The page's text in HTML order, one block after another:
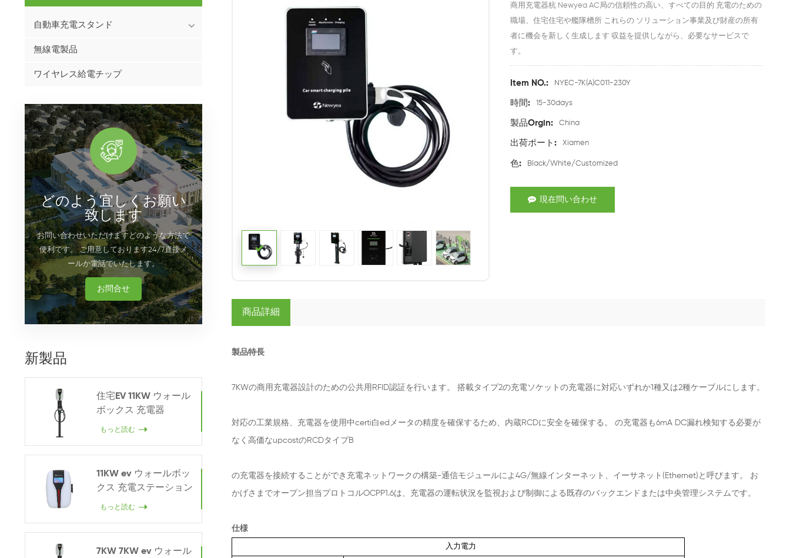
自動車充電スタンド
無線電製品
ワイヤレス給電チップ
どのよう宜しくお願い
致します
お問い合わせいただけますどのような方法で
便利です。 ご用意しております24/7直接メ
ールか電話でいたします。
お問合せ
新製品
住宅EV 11KW ウォール
ボックス 充電器
もっと読む
11KW ev ウォールボッ
クス 充電ステーション
もっと読む
7KW 7KW ev ウォール
商用充電器杭 Newyea AC局の信頼性の高い、すべての目的 充電のための
職場、住宅住宅や艦隊槽所 これらの ソリューション事業及び財産の所有
者に機会を新しく生成します 収益を提供しながら、必要なサービスで
す。
Item NO.: NYEC-7K(A)C011-230Y
時間: 15-30days
製品Orgin: China
出荷ポート: Xiamen
色: Black/White/Customized
現在問い合わせ
商品詳細
製品特長
7KWの商用充電器設計のための公共用RFID認証を行います。 搭載タイプ2の充電ソケットの充電器に対応いずれか1種又は2種ケーブルにします。
対応の工業規格、充電器を使用中certi白edメータの精度を確保するため、内蔵RCDに安全を確保する。 の充電器も6mA DC漏れ検知する必要が
なく高価なupcostのRCDタイプB
の充電器を接続することができ充電ネットワークの構築-通信モジュールによ4G/無線インターネット、イーサネット(Ethernet)と呼びます。 お
かげさまでオープン担当プロトコルOCPP1.6は、充電器の運転状況を監視および制御による既存のバックエンドまたは中央管理システムです。
仕様
入力電力